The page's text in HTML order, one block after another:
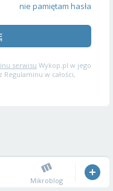
nie pamiętam hasła
serwisu Wykop.pl w jego
w całości,
Mikroblog